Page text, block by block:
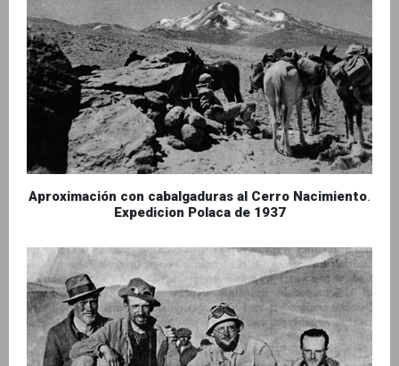
Aproximación con cabalgaduras al Cerro Nacimiento.
Expedicion Polaca de 1937